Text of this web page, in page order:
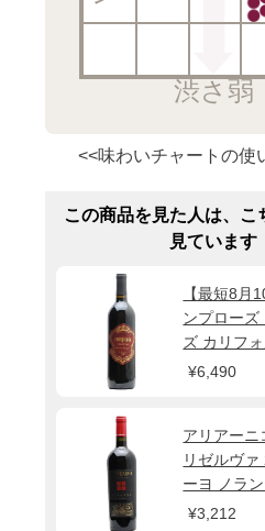
渋さ弱
<<味わいチャートの使
この商品を見た人は、こ
見ています
【最短8月
ンプローズ
ズ カリフ
ルネ ソー
¥6,490
アリアーニ
リゼルヴ
ーヨ ノラ
¥3,212